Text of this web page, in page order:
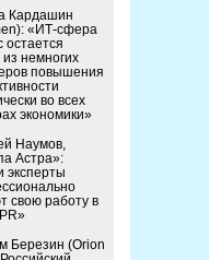
Кардашин
«ИТ-сфера
остается
немногих
повышения
во всех
экономики»
Наумов,
Астра»:
свою работу в
Березин (Orion